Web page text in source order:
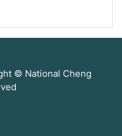
© National Cheng